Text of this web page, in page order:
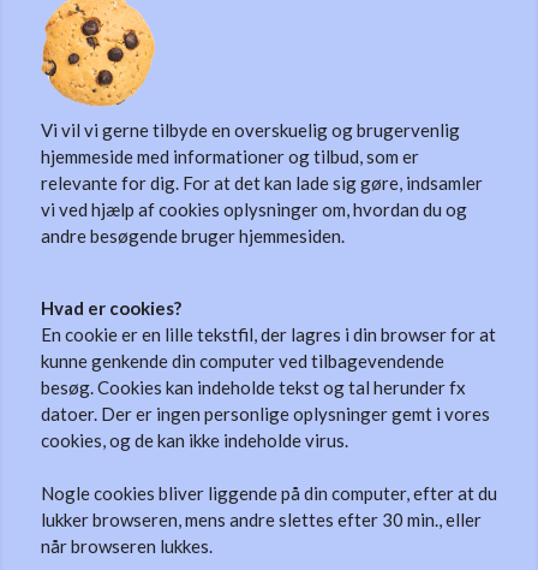
Vi vil vi gerne tilbyde en overskuelig og brugervenlig
hjemmeside med informationer og tilbud, som er
relevante for dig. For at det kan lade sig gøre, indsamler
vi ved hjælp af cookies oplysninger om, hvordan du og
andre besøgende bruger hjemmesiden.
Hvad er cookies?
En cookie er en lille tekstfil, der lagres i din browser for at
kunne genkende din computer ved tilbagevendende
besøg. Cookies kan indeholde tekst og tal herunder fx
datoer. Der er ingen personlige oplysninger gemt i vores
cookies, og de kan ikke indeholde virus.
Nogle cookies bliver liggende på din computer, efter at du
lukker browseren, mens andre slettes efter 30 min., eller
når browseren lukkes.